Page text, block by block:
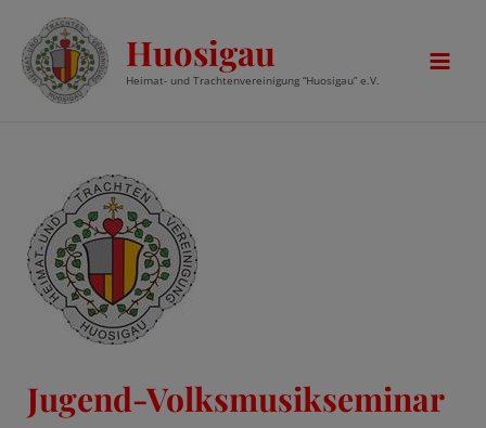
Inhalt
springen
Huosigau
Heimat- und Trachtenvereinigung “Huosigau” e.V.
Jugend-Volksmusikseminar